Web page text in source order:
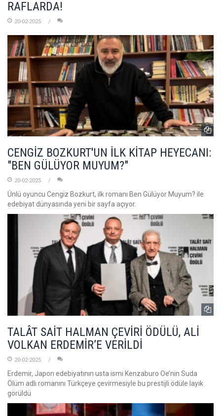
RAFLARDA!
20-02-2025
CENGİZ BOZKURT'UN İLK KİTAP HEYECANI:
"BEN GÜLÜYOR MUYUM?"
20-02-2025
Ünlü oyuncu Cengiz Bozkurt, ilk romanı Ben Gülüyor Muyum? ile
edebiyat dünyasında yeni bir sayfa açıyor.
TALÂT SAİT HALMAN ÇEVİRİ ÖDÜLÜ, ALİ
VOLKAN ERDEMİR’E VERİLDİ
20-02-2025
Erdemir, Japon edebiyatının usta ismi Kenzaburo Oe’nin Suda
Ölüm adlı romanını Türkçeye çevirmesiyle bu prestijli ödüle layık
görüldü